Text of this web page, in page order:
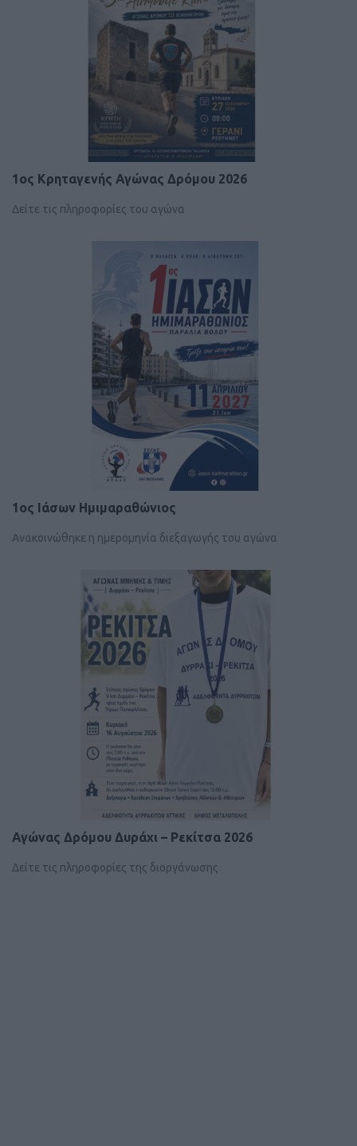
1ος Κρηταγενής Αγώνας Δρόμου 2026
Δείτε τις πληροφορίες του αγώνα
1ος Ιάσων Ημιμαραθώνιος
Ανακοινώθηκε η ημερομηνία διεξαγωγής του αγώνα
Αγώνας Δρόμου Δυράχι – Ρεκίτσα 2026
Δείτε τις πληροφορίες της διοργάνωσης